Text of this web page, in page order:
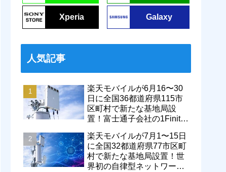
Xperia Galaxy
人気記事
楽天モバイルが6月16〜30
日に全国36都道府県115市
区町村で新たな基地局設
置！富士通子会社の1Finity
エリアが拡大
楽天モバイルが7月1〜15日
に全国32都道府県77市区町
村で新たな基地局設置！世
界初の自律型ネットワーク